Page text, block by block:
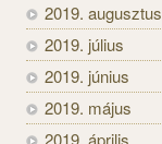
2019. augusztus
2019. július
2019. június
2019. május
2019. április